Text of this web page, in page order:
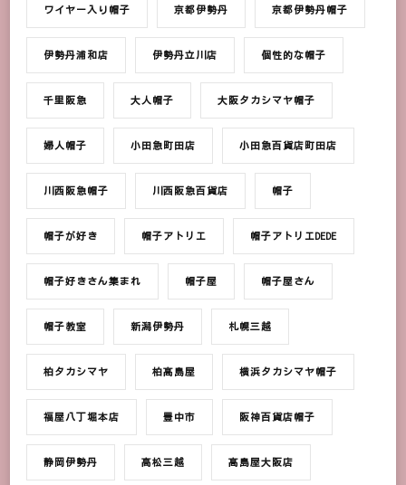
ワイヤー入り帽子 京都伊勢丹 京都伊勢丹帽子
伊勢丹浦和店 伊勢丹立川店 個性的な帽子
千里阪急 大人帽子 大阪タカシマヤ帽子
婦人帽子 小田急町田店 小田急百貨店町田店
川西阪急帽子 川西阪急百貨店 帽子
帽子が好き 帽子アトリエ 帽子アトリエDEDE
帽子好きさん集まれ 帽子屋 帽子屋さん
帽子教室 新潟伊勢丹 札幌三越
柏タカシマヤ 柏髙島屋 横浜タカシマヤ帽子
福屋八丁堀本店 豊中市 阪神百貨店帽子
静岡伊勢丹 高松三越 髙島屋大阪店